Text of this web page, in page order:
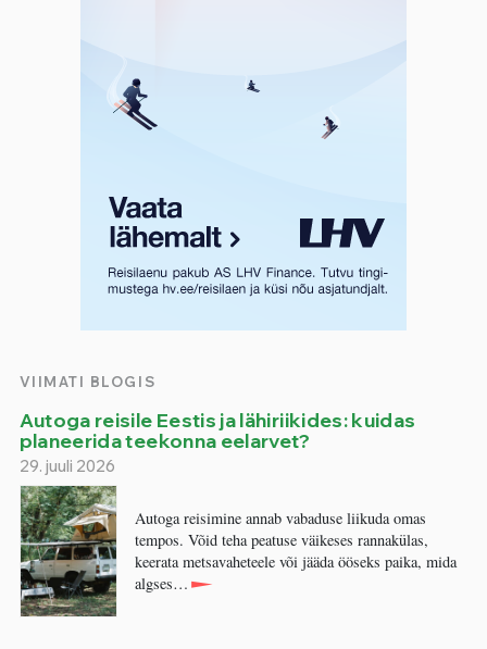
VIIMATI BLOGIS
Autoga reisile Eestis ja lähiriikides: kuidas
planeerida teekonna eelarvet?
29. juuli 2026
Autoga reisimine annab vabaduse liikuda omas
tempos. Võid teha peatuse väikeses rannakülas,
keerata metsavaheteele või jääda ööseks paika, mida
algses…